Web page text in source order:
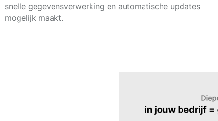
snelle gegevensverwerking en automatische updates
mogelijk maakt.